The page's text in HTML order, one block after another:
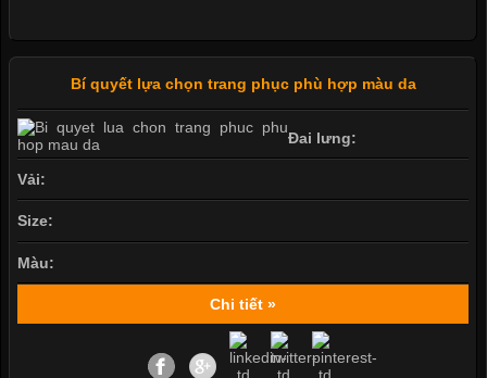
Bí quyết lựa chọn trang phục phù hợp màu da
Đai lưng:
Vải:
Size:
Màu:
Chi tiết »